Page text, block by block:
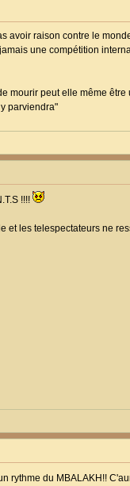
avoir raison contre le
une compétition
mourir peut elle même
parviendra"
!!!!
et les telespectateurs ne
rythme du MBALAKH!!